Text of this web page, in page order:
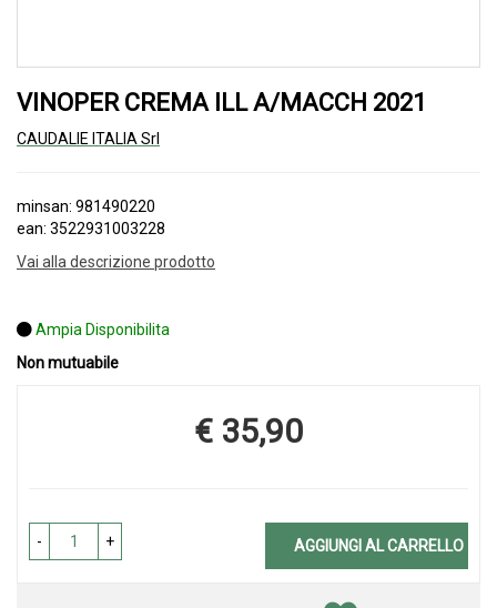
VINOPER CREMA ILL A/MACCH 2021
CAUDALIE ITALIA Srl
minsan: 981490220
ean: 3522931003228
Vai alla descrizione prodotto
Ampia Disponibilita
Non mutuabile
Prezzo
€ 35,90
- + AGGIUNGI AL CARRELLO